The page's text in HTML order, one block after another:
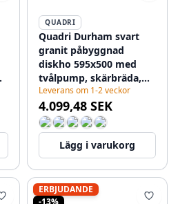
QUADRI
Quadri Durham svart
granit påbyggnad
diskho 595x500 med
tvålpump, skärbräda,
inbyggnadsback och
rullmatta 1208957904
Leverans om 1-2 veckor
4.099,48 SEK
Lägg i varukorg
ERBJUDANDE
-13%